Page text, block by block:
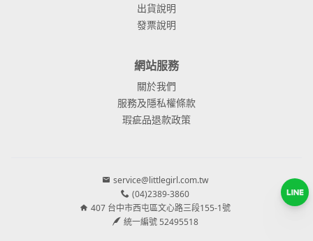
出貨說明
發票說明
網站服務
關於我們
服務及隱私權條款
瑕疵品退款政策
service@littlegirl.com.tw
(04)2389-3860
407 台中市西屯區文心路三段155-1號
統一編號 52495518